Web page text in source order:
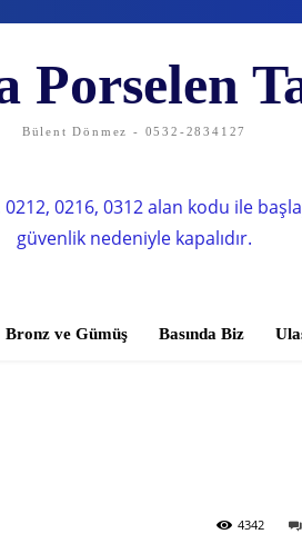
Porselen
Bülent Dönmez - 0532-2834127
0212, 0216, 0312 alan kodu ile
güvenlik nedeniyle kapalıdır.
Bronz ve Gümüş Basında Biz
4342